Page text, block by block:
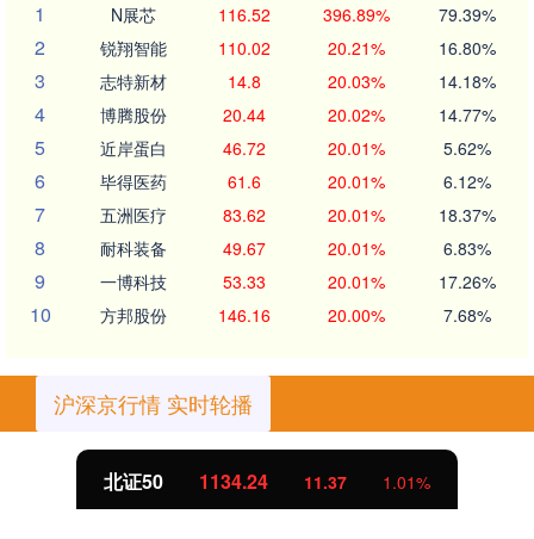
1 N展芯 116.52 396.89% 79.39%
2 锐翔智能 110.02 20.21% 16.80%
3 志特新材 14.8 20.03% 14.18%
4 博腾股份 20.44 20.02% 14.77%
5 近岸蛋白 46.72 20.01% 5.62%
6 毕得医药 61.6 20.01% 6.12%
7 五洲医疗 83.62 20.01% 18.37%
8 耐科装备 49.67 20.01% 6.83%
9 一博科技 53.33 20.01% 17.26%
10 方邦股份 146.16 20.00% 7.68%
沪深京行情 实时轮播
北证50 1134.24 11.37 1.01%